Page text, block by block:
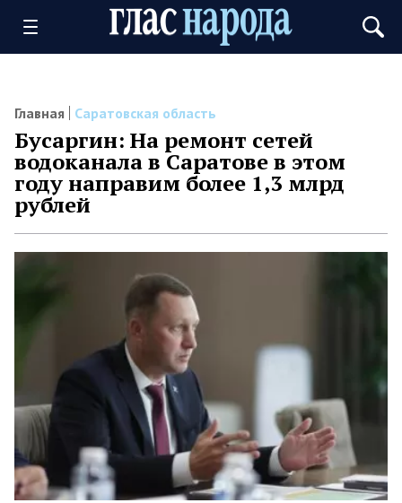
Главная Саратовская область
Бусаргин: На ремонт сетей
водоканала в Саратове в этом
году направим более 1,3 млрд
рублей